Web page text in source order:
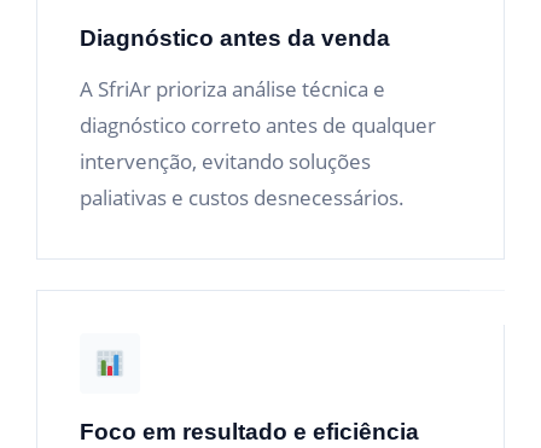
Diagnóstico antes da venda
A SfriAr prioriza análise técnica e
diagnóstico correto antes de qualquer
intervenção, evitando soluções
paliativas e custos desnecessários.
Foco em resultado e eficiência